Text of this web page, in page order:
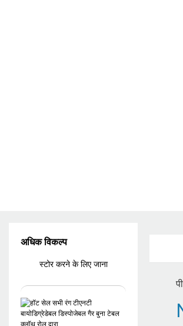
अधिक विकल्प
स्टोर करने के लिए जाना